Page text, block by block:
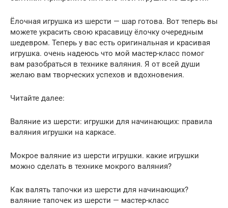
Ёлочная игрушка из шерсти — шар готова. Вот теперь вы
можете украсить свою красавицу ёлочку очередным
шедевром. Теперь у вас есть оригинальная и красивая
игрушка. очень надеюсь что мой мастер-класс помог
вам разобраться в технике валяния. Я от всей души
желаю вам творческих успехов и вдохновения.
Читайте далее:
Валяние из шерсти: игрушки для начинающих: правила
валяния игрушки на каркасе.
Мокрое валяние из шерсти игрушки. какие игрушки
можно сделать в технике мокрого валяния?
Как валять тапочки из шерсти для начинающих?
валяние тапочек из шерсти — мастер-класс